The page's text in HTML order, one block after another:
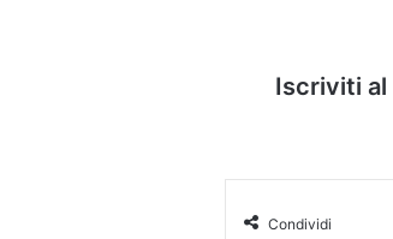
Iscriviti al
Condividi